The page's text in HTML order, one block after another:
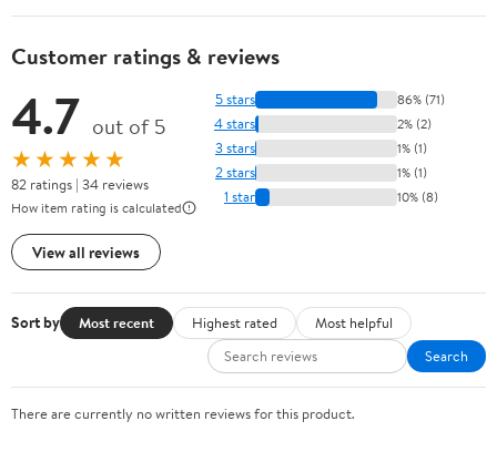
Customer ratings & reviews
4.7 out of 5
★★★★★
82 ratings | 34 reviews
How item rating is calculated
View all reviews
5 stars 86% (71)
4 stars 2% (2)
3 stars 1% (1)
2 stars 1% (1)
1 star 10% (8)
Sort by Most recent Highest rated
Most helpful
Search
There are currently no written reviews for this product.